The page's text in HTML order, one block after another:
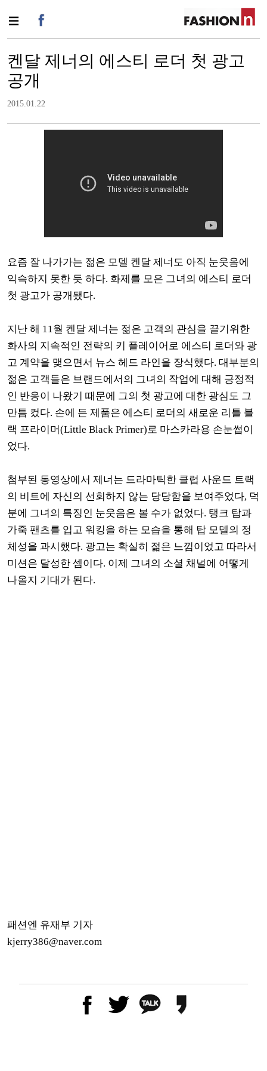
켄달 제너의 에스티 로더 첫 광고
공개
2015.01.22
요즘 잘 나가가는 젊은 모델 켄달 제너도 아직 눈웃음에
익슥하지 못한 듯 하다. 화제를 모은 그녀의 에스티 로더
첫 광고가 공개됐다.
지난 해 11월 켄달 제너는 젊은 고객의 관심을 끌기위한
화사의 지속적인 전략의 키 플레이어로 에스티 로더와 광
고 계약을 맺으면서 뉴스 헤드 라인을 장식했다. 대부분의
젊은 고객들은 브랜드에서의 그녀의 작업에 대해 긍정적
인 반응이 나왔기 때문에 그의 첫 광고에 대한 광심도 그
만틈 컸다. 손에 든 제품은 에스티 로더의 새로운 리틀 블
랙 프라이머(Little Black Primer)로 마스카라용 손눈썹이
었다.
첨부된 동영상에서 제너는 드라마틱한 클럽 사운드 트랙
의 비트에 자신의 선회하지 않는 당당함을 보여주었다, 덕
분에 그녀의 특징인 눈웃음은 볼 수가 없었다. 탱크 탑과
가죽 팬츠를 입고 워킹을 하는 모습을 통해 탑 모델의 정
체성을 과시했다. 광고는 확실히 젊은 느낌이었고 따라서
미션은 달성한 셈이다. 이제 그녀의 소셜 채널에 어떻게
나올지 기대가 된다.
패션엔 유재부 기자
kjerry386@naver.com